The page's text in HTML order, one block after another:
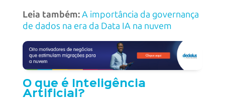
Leia também:A importância da governança
de dados na era da Data IA na nuvem
O que é Inteligência
Artificial?